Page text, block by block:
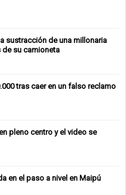
sustracción de una millonaria
de su camioneta
tras caer en un falso reclamo
pleno centro y el video se
en el paso a nivel en Maipú